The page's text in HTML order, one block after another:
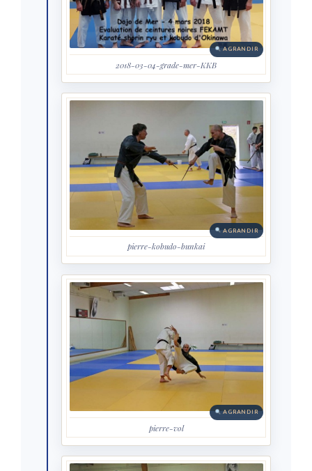
AGRANDIR
2018-03-04-grade-mer-KKB
AGRANDIR
pierre-kobudo-bunkai
AGRANDIR
pierre-vol